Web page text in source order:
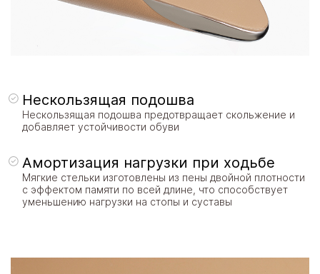
Нескользящая подошва
Нескользящая подошва предотвращает скольжение и
добавляет устойчивости обуви
Амортизация нагрузки при ходьбе
Мягкие стельки изготовлены из пены двойной плотности
с эффектом памяти по всей длине, что способствует
уменьшению нагрузки на стопы и суставы